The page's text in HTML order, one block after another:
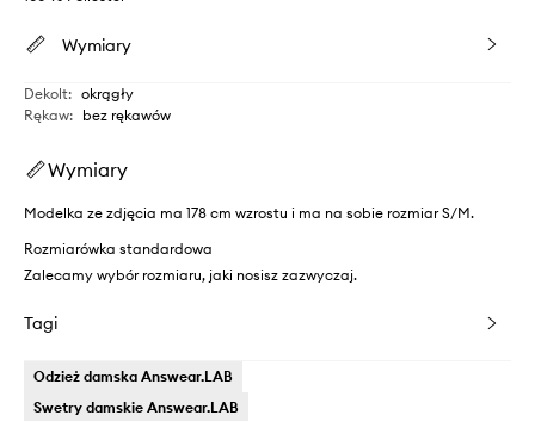
Wymiary
Dekolt: okrągły
Rękaw: bez rękawów
Wymiary
Modelka ze zdjęcia ma 178 cm wzrostu i ma na sobie rozmiar S/M.
Rozmiarówka standardowa
Zalecamy wybór rozmiaru, jaki nosisz zazwyczaj.
Tagi
Odzież damska Answear.LAB
Swetry damskie Answear.LAB